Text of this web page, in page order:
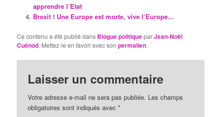
apprendre l’Etat
Brexit ! Une Europe est morte, vive l’Europe…
Ce contenu a été publié dans Blogue politiqueparJean-Noël
Cuénod. Mettez-le en favori avec sonpermalien.
Laisser un commentaire
Votre adresse e-mail ne sera pas publiée. Les champs
obligatoires sont indiqués avec*